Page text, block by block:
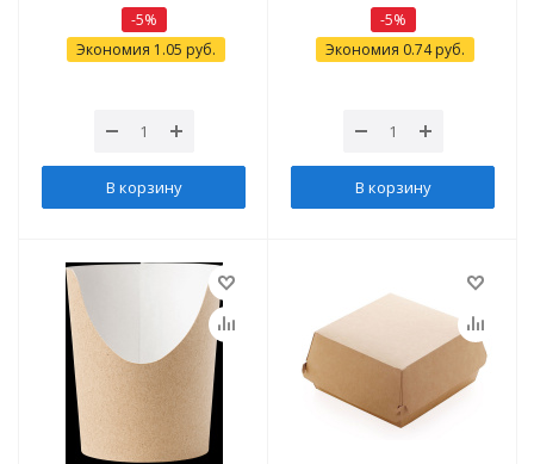
-5%
Экономия 1.05 руб.
В корзину
-5%
Экономия 0.74руб.
В корзину